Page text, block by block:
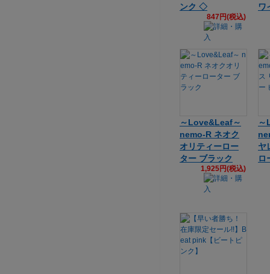
ンク ◇
847円(税込)
ワ
～Love&Leaf～
nemo-R ネオク
オリティーロー
ター ブラック
1,925円(税込)
ヤ
ロ